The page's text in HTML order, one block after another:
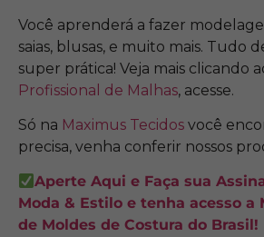
Você aprenderá a fazer
saias, blusas, e muito mais. Tudo
super prática! Veja mais clicando
Profissional de Malhas, acesse.
Só na Maximus Tecidos você
precisa, venha conferir nossos
Aperte Aqui e Faça sua
Moda & Estilo e tenha acesso a
de Moldes de Costura do Brasil!